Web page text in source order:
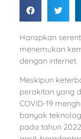
Harapkan
menemukan
dengan internet.
Meskipun
perakitan yang
COVID-19
banyak
pada tahun